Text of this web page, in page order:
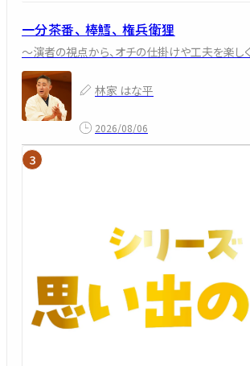
一分茶番、 棒鱈、 権兵衛狸
～演者の視点から、オチの仕掛けや工夫を楽し
林家 はな平
2026/08/06